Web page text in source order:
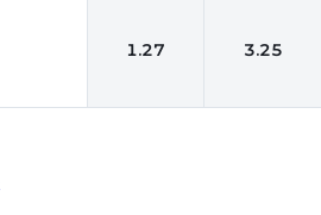
1.27 3.25